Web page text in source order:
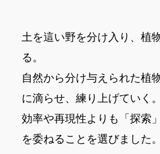
土を這い野を分け入り、植
る。
自然から分け与えられた植
に滴らせ、練り上げていく。
効率や再現性よりも「探索
を委ねることを選びました。